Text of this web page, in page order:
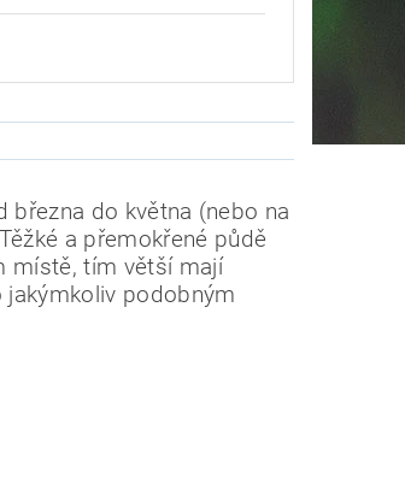
března do května (nebo na
a přemokřené půdě
místě, tím větší mají
jakýmkoliv podobným